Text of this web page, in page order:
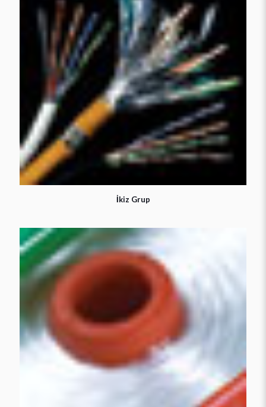
İkiz Grup